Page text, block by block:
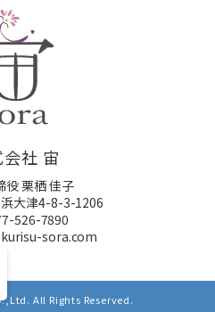
会社 宙
役 栗栖 佳子
大津4-8-3-1206
526-7890
sora.com
All Rights Reserved.